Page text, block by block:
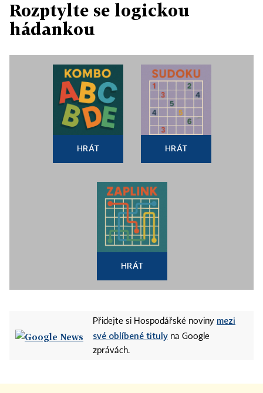
Rozptylte se logickou
hádankou
HRÁT HRÁT
HRÁT
Přidejte si Hospodářské noviny mezi
své oblíbené tituly na Google
zprávách.